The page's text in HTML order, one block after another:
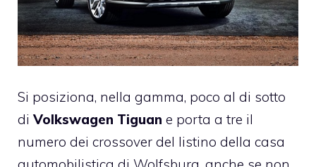
Si posiziona, nella gamma, poco al di sotto
diVolkswagen Tiguan e porta a tre il
numero dei crossover del listino della casa